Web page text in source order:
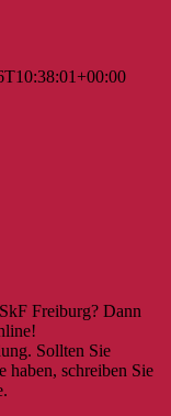
Freiburg? Dann
Sollten Sie
haben, schreiben Sie